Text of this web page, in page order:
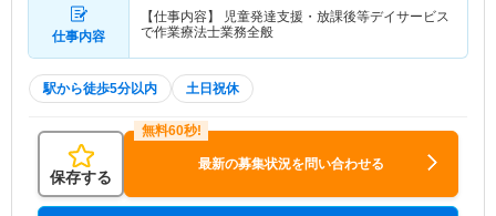
仕事内容
【仕事内容】 児童発達支援・放課後等デイサービス
で作業療法士業務全般
駅から徒歩5分以内 土日祝休
保存する
最新の募集状況を問い合わせる